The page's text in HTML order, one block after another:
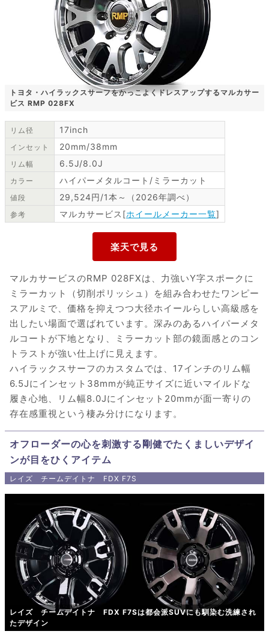
トヨタ・ハイラックスサーフをかっこよくドレスアップするマルカサー
ビス RMP 028FX
リム径 17inch
インセット 20mm/38mm
リム幅 6.5J/8.0J
カラー ハイパーメタルコート/ミラーカット
値段 29,524円/1本～（2026年調べ）
参考 マルカサービス[ホイールメーカー一覧]
マルカサービスのRMP 028FXは、力強いY字スポークに
ミラーカット（切削ポリッシュ）を組み合わせたワンピー
スアルミで、価格を抑えつつ大径ホイールらしい高級感を
出したい場面で選ばれています。深みのあるハイパーメタ
ルコートが下地となり、ミラーカット部の鏡面感とのコン
トラストが強い仕上げに見えます。
ハイラックスサーフのカスタムでは、17インチのリム幅
6.5Jにインセット38mmが純正サイズに近いマイルドな
履き心地、リム幅8.0Jにインセット20mmが面一寄りの
存在感重視という棲み分けになります。
オフローダーの心を刺激する剛健でたくましいデザイ
ンが目をひくアイテム
レイズ チームデイトナ FDX F7S
レイズ チームデイトナ FDX F7Sは都会派SUVにも馴染む洗練され
たデザイン